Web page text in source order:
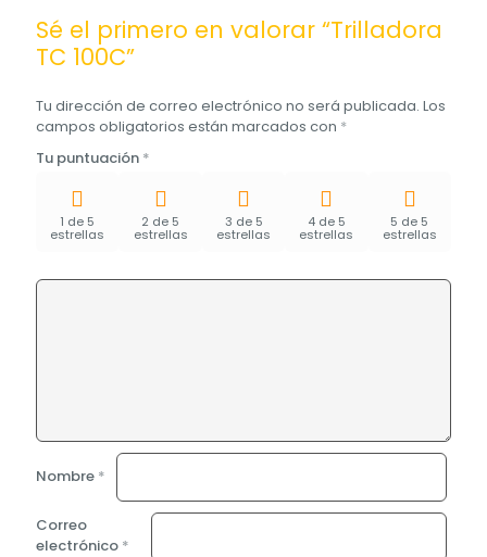
Sé el primero en valorar “Trilladora
TC 100C”
Tu dirección de correo electrónico no será publicada. Los
campos obligatorios están marcados con *
Tu puntuación *
1 de 5
estrellas
2 de 5
estrellas
3 de 5
estrellas
4 de 5
estrellas
5 de 5
estrellas
Nombre *
Correo
electrónico *